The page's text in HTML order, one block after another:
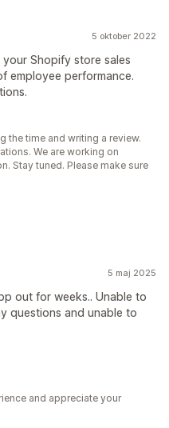
5 oktober 2022
Shopify store sales
employee performance.
the time and writing a review.
We are working on
Stay tuned. Please make sure
5 maj 2025
out for weeks.. Unable to
questions and unable to
and appreciate your